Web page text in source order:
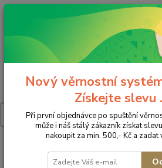
Menu
Letní obuv 262123-A556 - vel.23
Nový věrnostní
Získejte slevu
Při první objednávce po spuštění
může i náš stálý zákazník získat
nakoupit za min. 500,- Kč a zadat